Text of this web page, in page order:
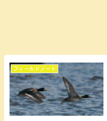
フィールドノート